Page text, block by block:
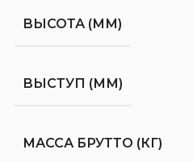
ВЫСОТА (ММ)
ВЫСТУП (ММ)
МАССА БРУТТО (КГ)